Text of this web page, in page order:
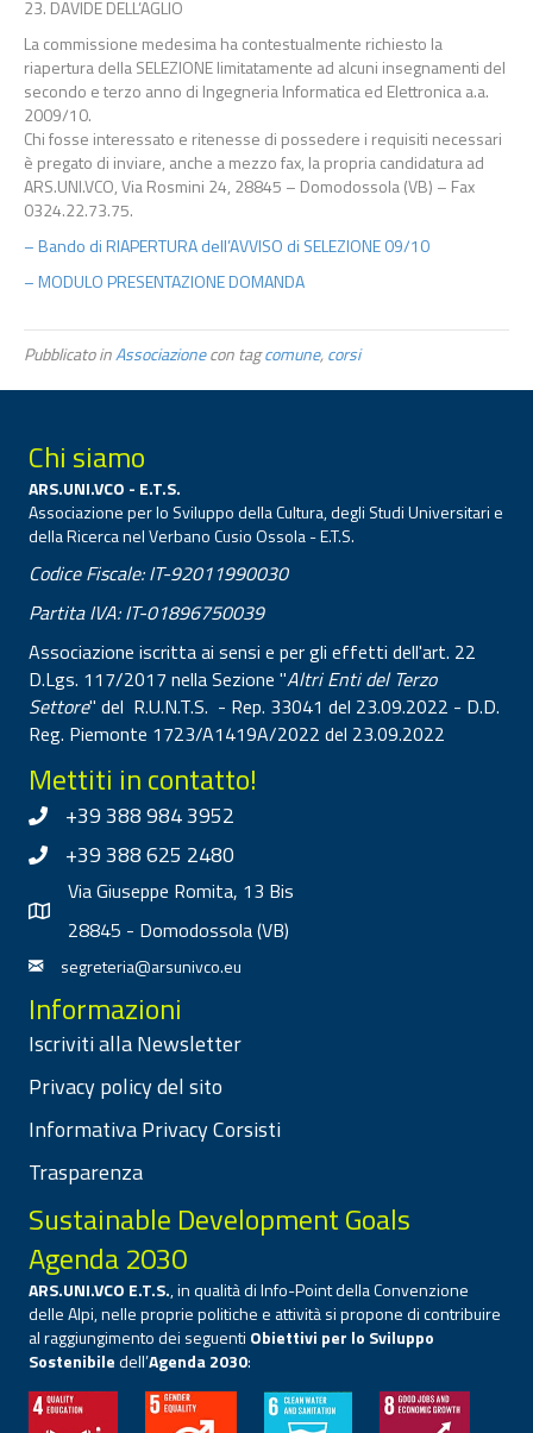
23. DAVIDE DELL’AGLIO
La commissione medesima ha contestualmente richiesto la
riapertura della SELEZIONE limitatamente ad alcuni insegnamenti del
secondo e terzo anno di Ingegneria Informatica ed Elettronica a.a.
2009/10.
Chi fosse interessato e ritenesse di possedere i requisiti necessari
è pregato di inviare, anche a mezzo fax, la propria candidatura ad
ARS.UNI.VCO, Via Rosmini 24, 28845 – Domodossola (VB) – Fax
0324.22.73.75.
– Bando di RIAPERTURA dell’AVVISO di SELEZIONE 09/10
– MODULO PRESENTAZIONE DOMANDA
Pubblicato inAssociazionecon tagcomune,corsi
Chi siamo
ARS.UNI.VCO - E.T.S.
Associazione per lo Sviluppo della Cultura, degli Studi Universitari e
della Ricerca nel Verbano Cusio Ossola - E.T.S.
Codice Fiscale: IT-92011990030
Partita IVA: IT-01896750039
Associazione iscritta ai sensi e per gli effetti dell'art. 22
D.Lgs. 117/2017 nella Sezione "Altri Enti del Terzo
Settore" del R.U.N.T.S. - Rep. 33041 del 23.09.2022 - D.D.
Reg. Piemonte 1723/A1419A/2022 del 23.09.2022
Mettiti in contatto!
+39 388 984 3952
+39 388 625 2480
Via Giuseppe Romita, 13 Bis
28845 - Domodossola (VB)
segreteria@arsunivco.eu
Informazioni
Iscriviti alla Newsletter
Privacy policy del sito
Informativa Privacy Corsisti
Trasparenza
Sustainable Development Goals
Agenda 2030
ARS.UNI.VCO E.T.S., in qualità di Info-Point della Convenzione
delle Alpi, nelle proprie politiche e attività si propone di contribuire
al raggiungimento dei seguenti Obiettivi per lo Sviluppo
Sostenibiledell’Agenda 2030: